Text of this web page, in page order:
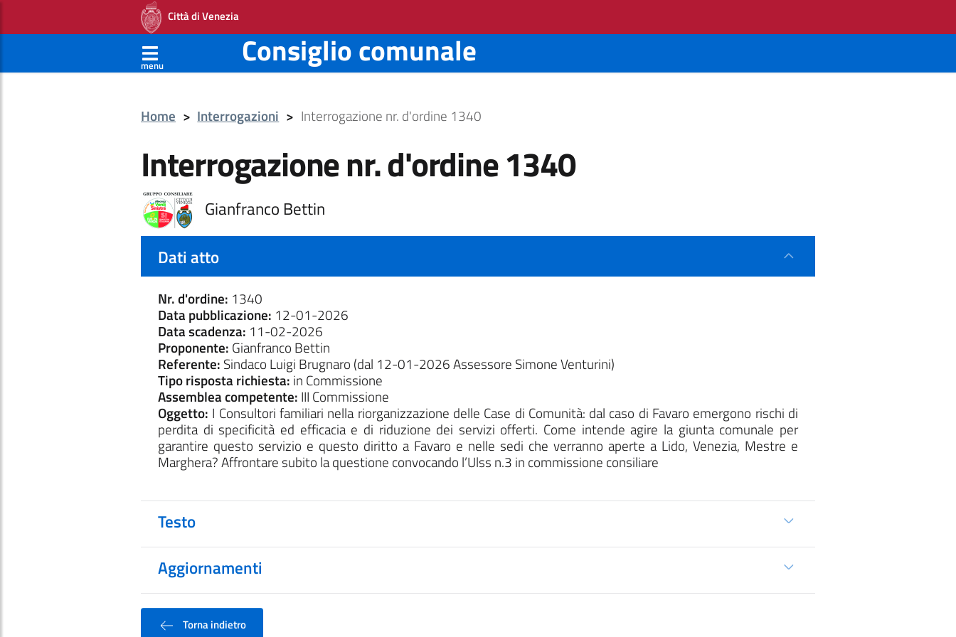
Città di Venezia
menu Consiglio comunale
Home > Interrogazioni > Interrogazione nr. d'ordine 1340
Interrogazione nr. d'ordine 1340
Gianfranco Bettin
Dati atto
Nr. d'ordine: 1340
Data pubblicazione: 12-01-2026
Data scadenza: 11-02-2026
Proponente: Gianfranco Bettin
Referente: Sindaco Luigi Brugnaro (dal 12-01-2026 Assessore Simone Venturini)
Tipo risposta richiesta: in Commissione
Assemblea competente: III Commissione
Oggetto: I Consultori familiari nella riorganizzazione delle Case di Comunità: dal caso di Favaro emergono rischi di
perdita di specificità ed efficacia e di riduzione dei servizi offerti. Come intende agire la giunta comunale per
garantire questo servizio e questo diritto a Favaro e nelle sedi che verranno aperte a Lido, Venezia, Mestre e
Marghera? Affrontare subito la questione convocando l’Ulss n.3 in commissione consiliare
Testo
Aggiornamenti
Torna indietro